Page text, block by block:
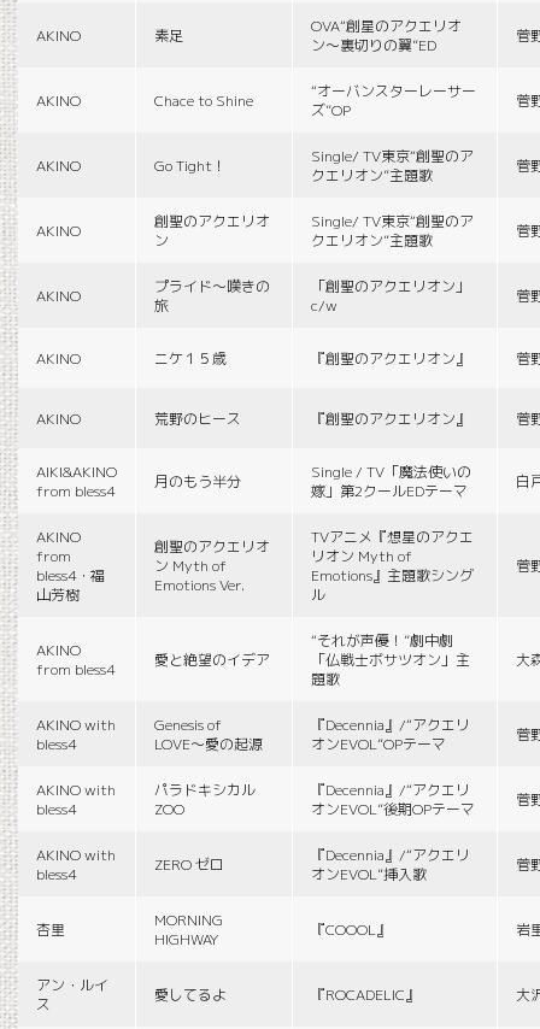
AKINO 素足
OVA“創星のアクエリオ
ン〜裏切りの翼”ED
菅
AKINO Chace to Shine
“オーバンスターレーサー
ズ”OP
菅
AKINO Go Tight！
Single/ TV東京“創聖のア
クエリオン”主題歌
菅
AKINO
創聖のアクエリオ
ン
Single/ TV東京“創聖のア
クエリオン”主題歌
菅
AKINO
プライド〜嘆きの
旅
「創聖のアクエリオン」
c/w
菅
AKINO ニケ１５歳 『創聖のアクエリオン』 菅
AKINO 荒野のヒース 『創聖のアクエリオン』 菅
AIKI&AKINO
from bless4
月のもう半分
Single / TV「魔法使いの
嫁」第2クールEDテーマ
白
AKINO
from
bless4・福
山芳樹
創聖のアクエリオ
ン Myth of
Emotions Ver.
TVアニメ『想星のアクエ
リオン Myth of
Emotions』主題歌シング
ル
菅
AKINO
from bless4
愛と絶望のイデア
“それが声優！”劇中劇
「仏戦士ボサツオン」主
題歌
大
AKINO with
bless4
Genesis of
LOVE〜愛の起源
『Decennia』/“アクエリ
オンEVOL”OPテーマ
菅
AKINO with
bless4
パラドキシカル
ZOO
『Decennia』/“アクエリ
オンEVOL”後期OPテーマ
菅
AKINO with
bless4
ZERO ゼロ
『Decennia』/“アクエリ
オンEVOL”挿入歌
菅
杏里
MORNING
HIGHWAY
『COOOL』 岩
アン・ルイ
ス
愛してるよ 『ROCADELIC』 大